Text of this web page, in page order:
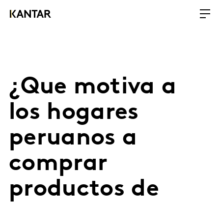
¿Que motiva a
los hogares
peruanos a
comprar
productos de